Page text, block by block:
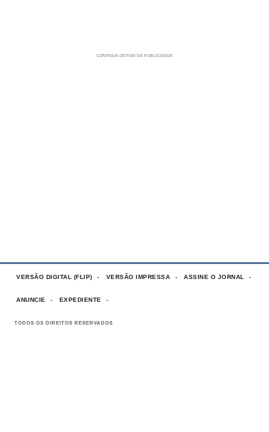
VERSÃO DIGITAL (FLIP) VERSÃO IMPRESSA ASSINE O JORNAL
ANUNCIE EXPEDIENTE
TODOS OS DIREITOS RESERVADOS